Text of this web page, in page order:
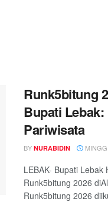
Runk5bitung
Bupati
Pariwisata
BY NURABIDIN
LEBAK- Bupati
Runk5bitung 2026
Runk5bitung 2026